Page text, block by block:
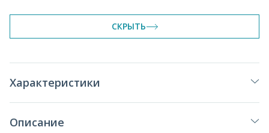
СКРЫТЬ
Характеристики
Описание